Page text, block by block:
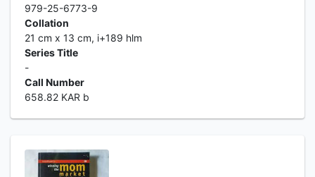
979-25-6773-9
Collation
21 cm x 13 cm, i+189 hlm
Series Title
-
Call Number
658.82 KAR b